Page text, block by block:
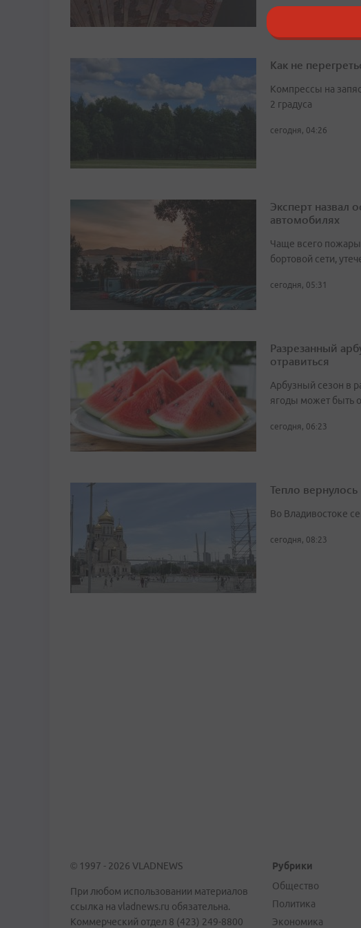
Как не
Компрессы на
2 градуса
сегодня, 04:26
Эксперт назвал
автомобилях
Чаще всего пожары
бортовой сети,
сегодня, 05:31
Разрезанный
отравиться
Арбузный сезон в
ягоды может быть
сегодня, 06:23
Тепло
Во Владивостоке
сегодня, 08:23
© 1997 - 2026 VLADNEWS
При любом использовании материалов
ссылка на vladnews.ru обязательна.
Коммерческий отдел 8 (423) 249-8800
Рубрики
Общество
Политика
Экономика